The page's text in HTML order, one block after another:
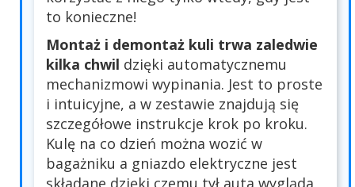
to konieczne!
Montaż i demontaż kuli trwa zaledwie
kilka chwil dzięki automatycznemu
mechanizmowi wypinania. Jest to proste
i intuicyjne, a w zestawie znajdują się
szczegółowe instrukcje krok po kroku.
Kulę na co dzień można wozić w
bagażniku a gniazdo elektryczne jest